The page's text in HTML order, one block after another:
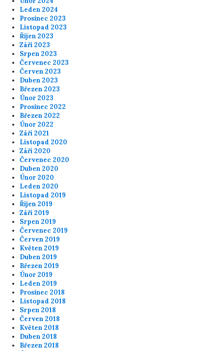
Leden 2024
Prosinec 2023
Listopad 2023
Říjen 2023
Září 2023
Srpen 2023
Červenec 2023
Červen 2023
Duben 2023
Březen 2023
Únor 2023
Prosinec 2022
Březen 2022
Únor 2022
Září 2021
Listopad 2020
Září 2020
Červenec 2020
Duben 2020
Únor 2020
Leden 2020
Listopad 2019
Říjen 2019
Září 2019
Srpen 2019
Červenec 2019
Červen 2019
Květen 2019
Duben 2019
Březen 2019
Únor 2019
Leden 2019
Prosinec 2018
Listopad 2018
Srpen 2018
Červen 2018
Květen 2018
Duben 2018
Březen 2018